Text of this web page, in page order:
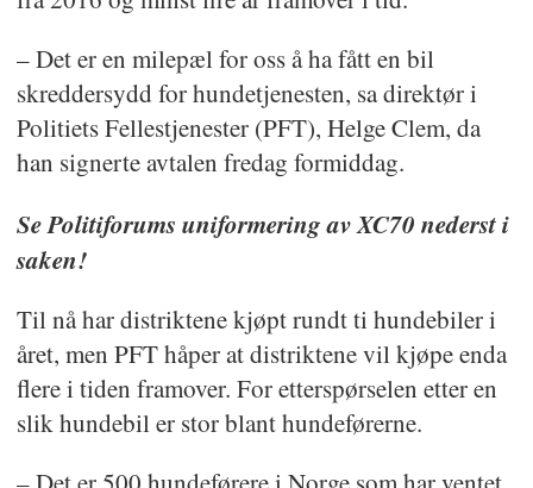
– Det er en milepæl for oss å ha fått en bil
skreddersydd for hundetjenesten, sa direktør i
Politiets Fellestjenester (PFT), Helge Clem, da
han signerte avtalen fredag formiddag.
Se Politiforums uniformering av XC70 nederst i
saken!
Til nå har distriktene kjøpt rundt ti hundebiler i
året, men PFT håper at distriktene vil kjøpe enda
flere i tiden framover. For etterspørselen etter en
slik hundebil er stor blant hundeførerne.